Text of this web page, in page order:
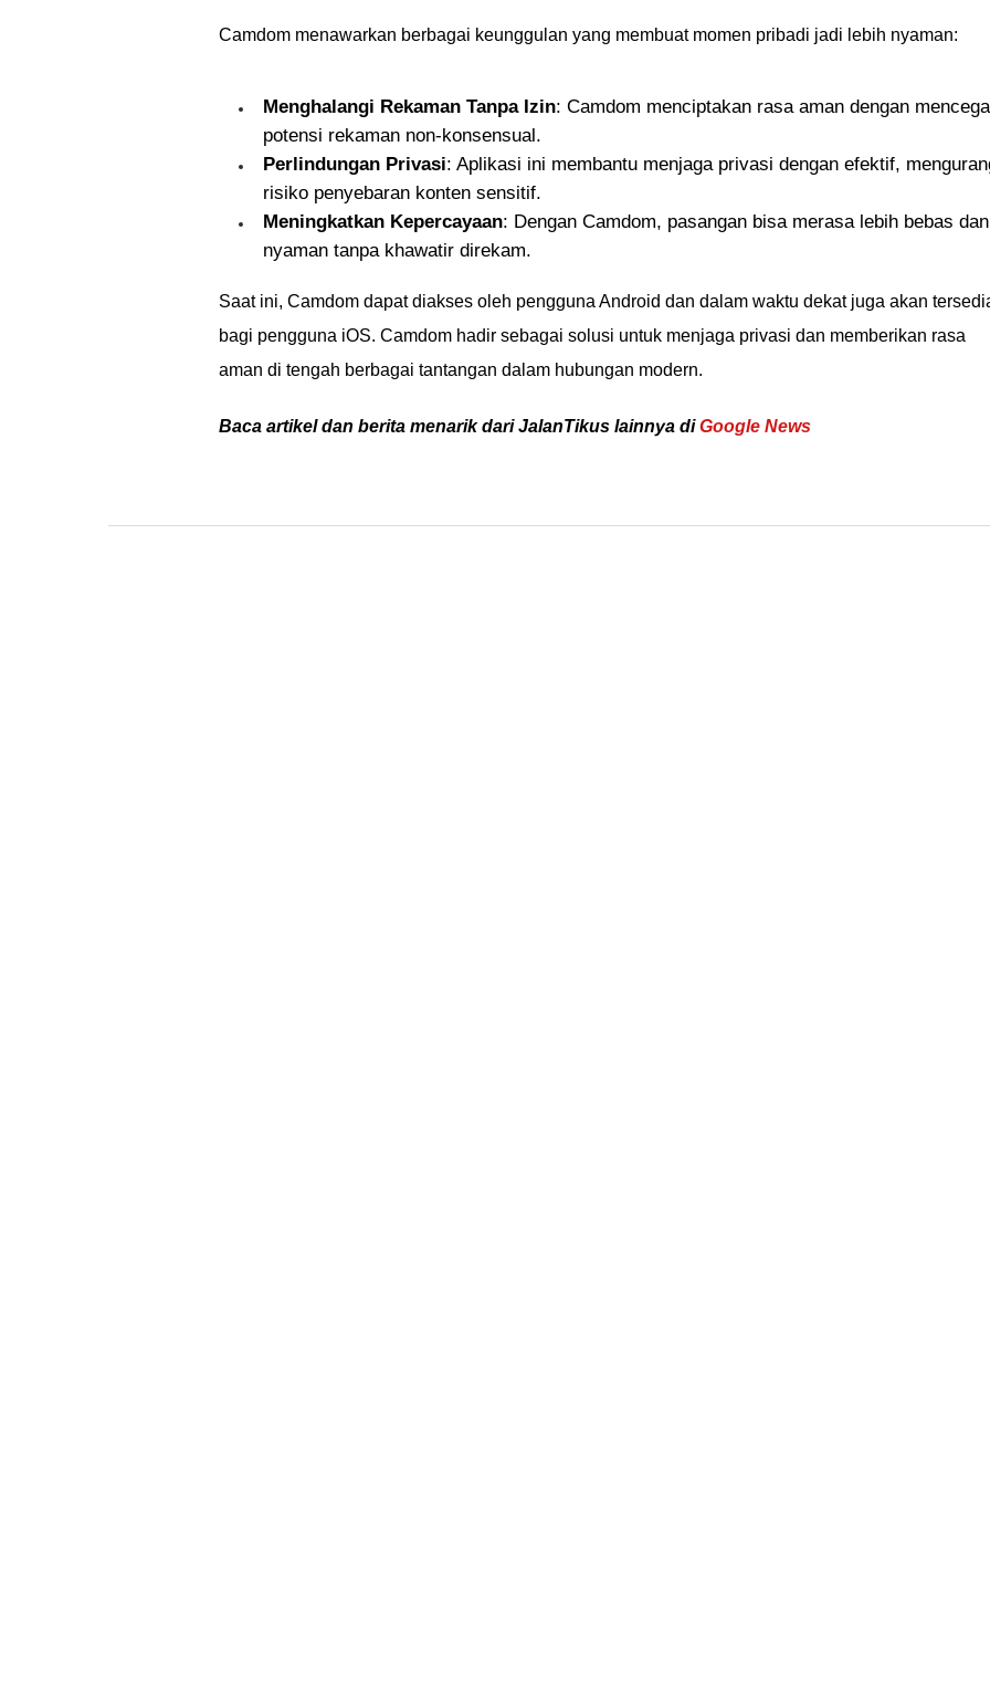
Camdom menawarkan berbagai keunggulan yang membuat momen pribadi jadi lebih nyaman:
Menghalangi Rekaman Tanpa Izin: Camdom menciptakan rasa aman dengan
potensi rekaman non-konsensual.
Perlindungan Privasi: Aplikasi ini membantu menjaga privasi dengan efektif,
risiko penyebaran konten sensitif.
Meningkatkan Kepercayaan: Dengan Camdom, pasangan bisa merasa lebih bebas dan
nyaman tanpa khawatir direkam.
Saat ini, Camdom dapat diakses oleh pengguna Android dan dalam waktu dekat juga akan
bagi pengguna iOS. Camdom hadir sebagai solusi untuk menjaga privasi dan memberikan rasa
aman di tengah berbagai tantangan dalam hubungan modern.
Baca artikel dan berita menarik dari JalanTikus lainnya diGoogle News